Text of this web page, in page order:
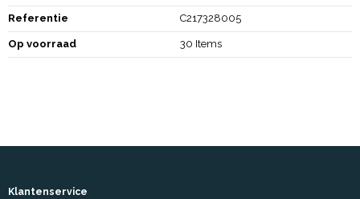
Referentie C217328005
Op voorraad 30 Items
Klantenservice